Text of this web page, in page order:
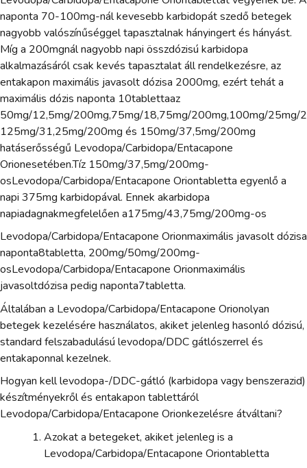
naponta 70-100mg-nál kevesebb karbidopát szedő betegek
nagyobb valószínűséggel tapasztalnak hányingert és hányást.
Míg a 200mgnál nagyobb napi összdózisú karbidopa
alkalmazásáról csak kevés tapasztalat áll rendelkezésre, az
entakapon maximális javasolt dózisa 2000mg, ezért tehát a
maximális dózis naponta 10tablettaaz
50mg/12,5mg/200mg,75mg/18,75mg/200mg,100mg/25mg/
125mg/31,25mg/200mg és 150mg/37,5mg/200mg
hatáserősségű Levodopa/Carbidopa/Entacapone
Orionesetében.Tíz 150mg/37,5mg/200mg-
osLevodopa/Carbidopa/Entacapone Oriontabletta egyenlő a
napi 375mg karbidopával. Ennek akarbidopa
napiadagnakmegfelelően a175mg/43,75mg/200mg-os
Levodopa/Carbidopa/Entacapone Orionmaximális javasolt dózisa
naponta8tabletta, 200mg/50mg/200mg-
osLevodopa/Carbidopa/Entacapone Orionmaximális
javasoltdózisa pedig naponta7tabletta.
Általában a Levodopa/Carbidopa/Entacapone Orionolyan
betegek kezelésére használatos, akiket jelenleg hasonló dózisú,
standard felszabadulású levodopa/DDC gátlószerrel és
entakaponnal kezelnek.
Hogyan kell levodopa-/DDC-gátló (karbidopa vagy benszerazid)
készítményekről és entakapon tablettáról
Levodopa/Carbidopa/Entacapone Orionkezelésre átváltani?
Azokat a betegeket, akiket jelenleg is a
Levodopa/Carbidopa/Entacapone Oriontabletta